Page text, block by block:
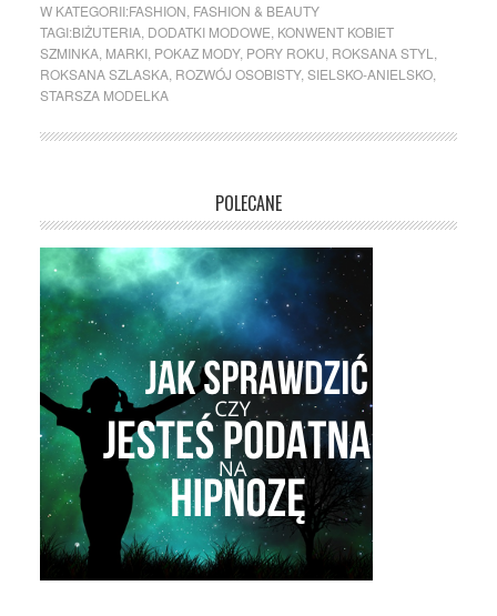
W KATEGORII:FASHION FASHION & BEAUTY
TAGI:BIŻUTERIA, DODATKI MODOWE KONWENT KOBIET
SZMINKA, MARKI, POKAZ MODY, PORY ROKU ROKSANA STYL
ROKSANA SZLASKA, ROZWÓJ OSOBISTY, SIELSKO-ANIELSKO,
STARSZA MODELKA
POLECANE